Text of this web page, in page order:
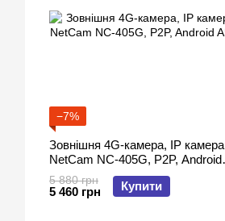
−7%
Зовнішня 4G-камера, IP камера
NetCam NC-405G, P2P, Android
APP
5 880 грн
5 460 грн Купити